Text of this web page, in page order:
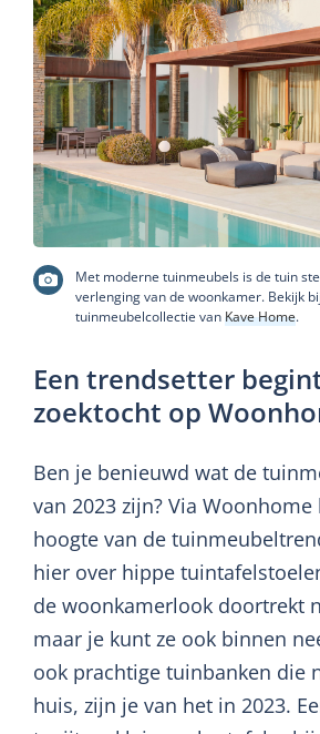
Met moderne tuinmeubels is de tuin
verlenging van de woonkamer. Bekijk
tuinmeubelcollectie vanKave Home.
Een trendsetter
zoektocht op
Ben je benieuwd wat de
van 2023 zijn? Via
hoogte van de
hier over hippe
de woonkamerlook doortrekt
maar je kunt ze ook binnen
ook prachtige tuinbanken die
huis, zijn je van het in 2023.